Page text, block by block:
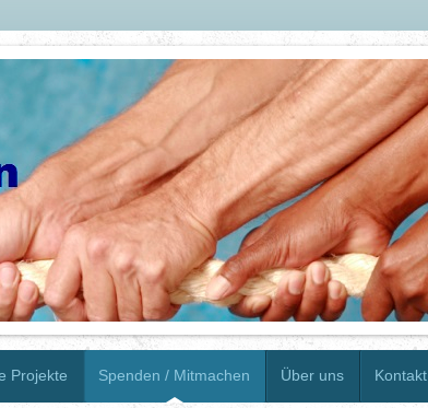
Projekte Spenden / Mitmachen Über uns Kontakt